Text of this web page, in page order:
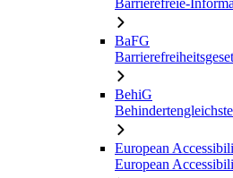
BaFG
BehiG
European
European